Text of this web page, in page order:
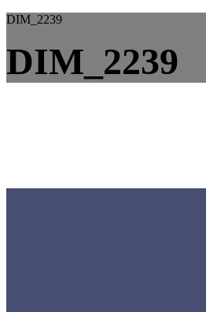
DIM_2239
DIM_2239